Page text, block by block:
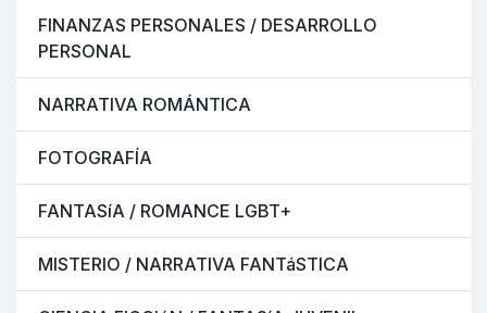
FINANZAS PERSONALES / DESARROLLO
PERSONAL
NARRATIVA ROMÁNTICA
FOTOGRAFÍA
FANTASíA / ROMANCE LGBT+
MISTERIO / NARRATIVA FANTáSTICA